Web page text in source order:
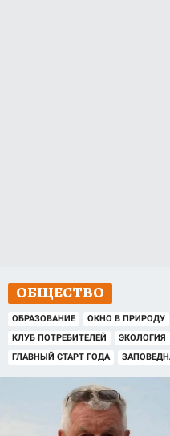
ОБЩЕСТВО
ОБРАЗОВАНИЕ ОКНО В ПРИРОДУ
КЛУБ ПОТРЕБИТЕЛЕЙ
ЭКОЛОГИЯ
ГЛАВНЫЙ СТАРТ ГОДА